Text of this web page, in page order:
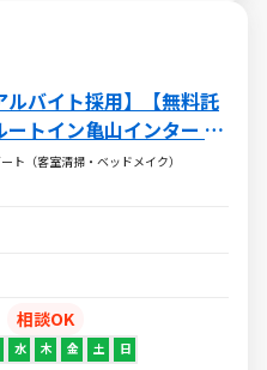
ルバイト採用】【無料託
ートイン亀山インター 客
事
ト（客室清掃・ベッドメイク）
相談OK
水 木 金 土 日